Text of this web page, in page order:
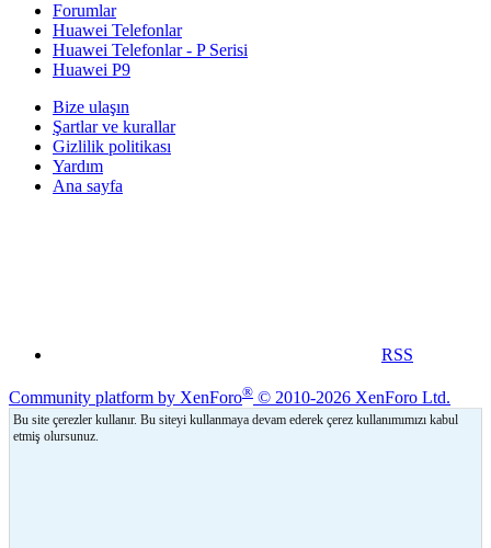
Forumlar
Huawei Telefonlar
Huawei Telefonlar - P Serisi
Huawei P9
Bize ulaşın
Şartlar ve kurallar
Gizlilik politikası
Yardım
Ana sayfa
RSS
Community platform by XenForo® © 2010-2026 XenForo Ltd.
Bu site çerezler kullanır. Bu siteyi kullanmaya devam ederek çerez kullanımımızı kabul
etmiş olursunuz.